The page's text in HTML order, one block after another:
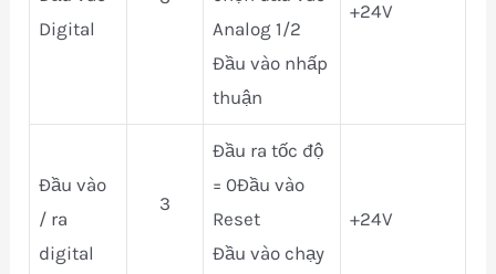
Digital
Analog 1/2
Đầu vào nhấp
thuận
+24V
Đầu vào
/ ra
digital
3
Đầu ra tốc độ
= 0Đầu vào
Reset
Đầu vào chạy
+24V